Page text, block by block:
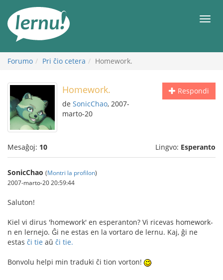
enhavo
Forumo Pri ĉio cetera Homework.
Respondi
Homework.
de SonicChao, 2007-
marto-20
Mesaĝoj: 10 Lingvo: Esperanto
SonicChao (Montri la profilon)
2007-marto-20 20:59:44
Saluton!
Kiel vi dirus 'homework' en esperanton? Vi ricevas homework-
n en lernejo. Ĝi ne estas en la vortaro de lernu. Kaj, ĝi ne
estas ĉi tie aŭ ĉi tie.
Bonvolu helpi min traduki ĉi tion vorton!